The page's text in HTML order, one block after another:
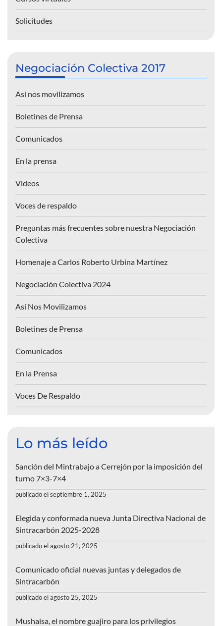
Solicitudes
Negociación Colectiva 2017
Así nos movilizamos
Boletines de Prensa
Comunicados
En la prensa
Videos
Voces de respaldo
Preguntas más frecuentes sobre nuestra Negociación
Colectiva
Homenaje a Carlos Roberto Urbina Martínez
Negociación Colectiva 2024
Así Nos Movilizamos
Boletines de Prensa
Comunicados
En la Prensa
Voces De Respaldo
Lo más leído
Sanción del Mintrabajo a Cerrejón por la imposición del
turno 7×3-7×4
publicado el septiembre 1, 2025
Elegida y conformada nueva Junta Directiva Nacional de
Sintracarbón 2025-2028
publicado el agosto 21, 2025
Comunicado oficial nuevas juntas y delegados de
Sintracarbón
publicado el agosto 25, 2025
Mushaisa, el nombre guajiro para los privilegios